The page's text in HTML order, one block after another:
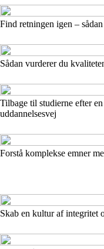
Find retningen igen –
Sådan vurderer du
Tilbage til studierne efter
uddannelsesvej
Forstå komplekse emner
Skab en kultur af integritet